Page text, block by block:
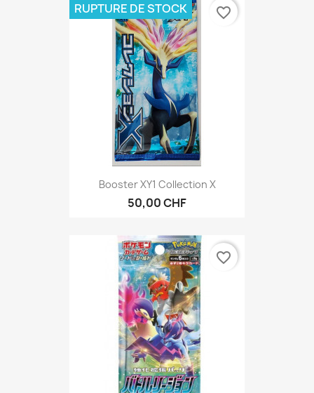
Booster XY1 Collection X
50,00 CHF
RUPTURE DE STOCK favorite_border
favorite_border